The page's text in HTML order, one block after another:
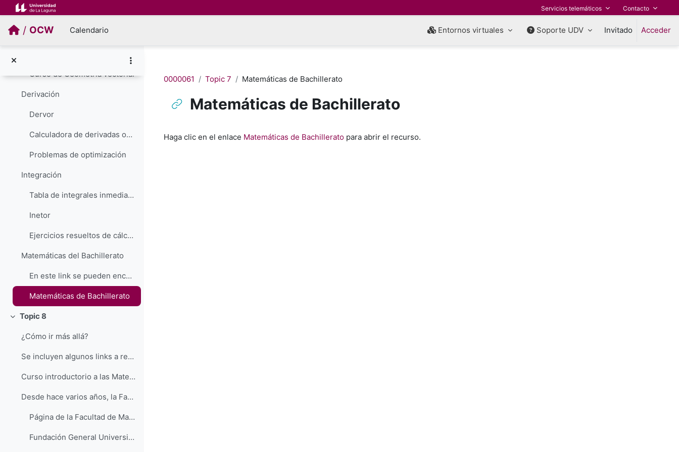
Salta al contenido principal Servicios telemáticos Contacto
/ OCW Calendario Entornos virtuales Soporte UDV Invitado Acceder
Geometría
Aula fácil
Curso de Geometría vectorial
Derivación
Dervor
Calculadora de derivadas online
Problemas de optimización
Integración
Tabla de integrales inmediatas
Inetor
Ejercicios resueltos de cálculo integral
Matemáticas del Bachillerato
En este link se pueden encontrar todos los temas d...
Matemáticas de Bachillerato
Colapsar
Topic 8
¿Cómo ir más allá?
Se incluyen algunos links a recursos relacionados,...
Curso introductorio a las Matemáticas universita...
Desde hace varios años, la Facultad de Matemáticas...
Página de la Facultad de Matemáticas
Fundación General Universidad de La Laguna
0000061 Topic 7 Matemáticas de Bachillerato
Matemáticas de Bachillerato
Haga clic en el enlace Matemáticas de Bachillerato para abrir el recurso.